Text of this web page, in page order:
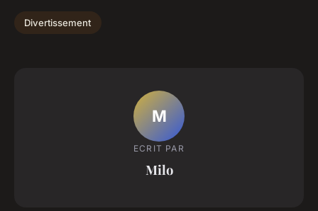
Divertissement
M
ECRIT PAR
Milo